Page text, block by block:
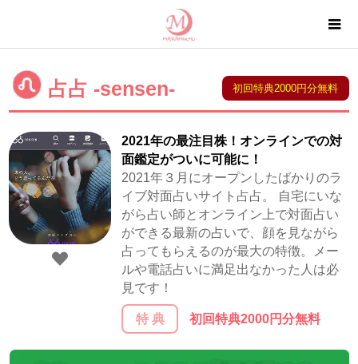
占占 -sensen- 初回特典2000円分無料
2021年の最注目株！オンラインでの対
面鑑定がついに可能に！
2021年３月にオープンしたばかりのラ
イブ対面占いサイト占占。 自宅にいな
がら占い師とオンライン上で対面占い
ができる最新の占いで、顔を見ながら
占ってもらえるのが最大の特徴。メー
ルや電話占いに満足出なかった人は必
見です！
特 典 初回特典2000円分無料